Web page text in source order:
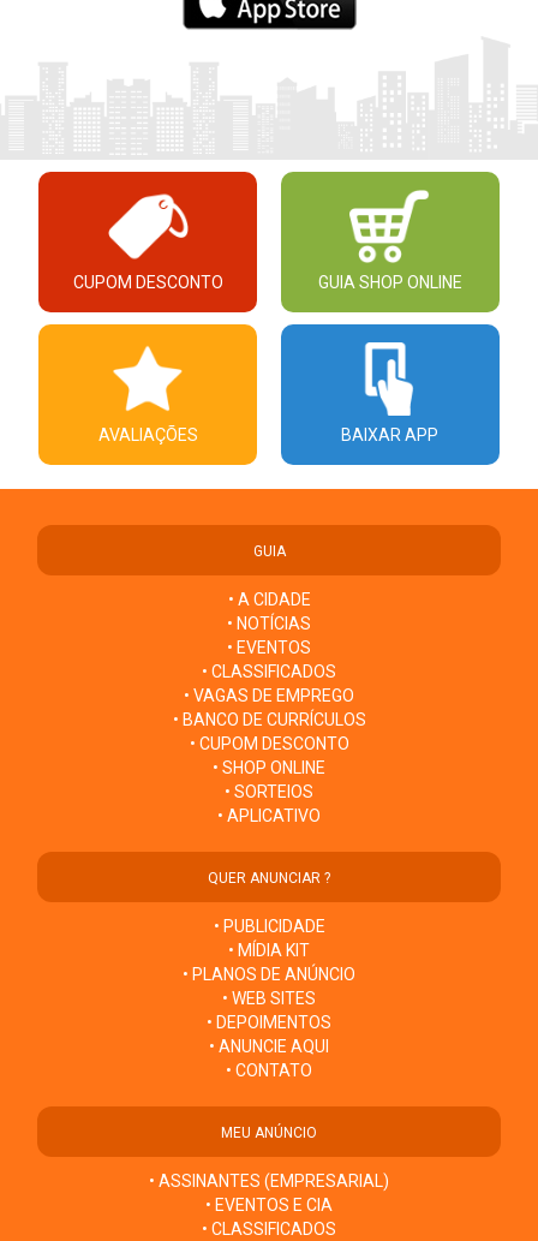
CUPOM DESCONTO GUIA SHOP ONLINE
AVALIAÇÕES BAIXAR APP
GUIA
• A CIDADE
• NOTÍCIAS
• EVENTOS
• CLASSIFICADOS
• VAGAS DE EMPREGO
• BANCO DE CURRÍCULOS
• CUPOM DESCONTO
• SHOP ONLINE
• SORTEIOS
• APLICATIVO
QUER ANUNCIAR ?
• PUBLICIDADE
• MÍDIA KIT
• PLANOS DE ANÚNCIO
• WEB SITES
• DEPOIMENTOS
• ANUNCIE AQUI
• CONTATO
MEU ANÚNCIO
• ASSINANTES (EMPRESARIAL)
• EVENTOS E CIA
• CLASSIFICADOS